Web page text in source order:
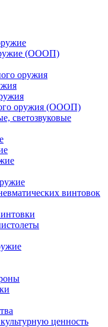
(ОООП)
оружия
оружия (ОООП)
светозвуковые
винтовок
ценность